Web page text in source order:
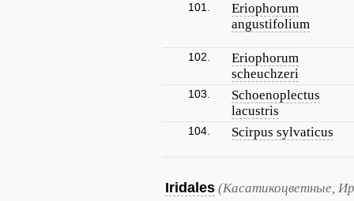
101.
Eriophorum
angustifolium
102.
Eriophorum
scheuchzeri
103.
Schoenoplectus
lacustris
104. Scirpus sylvaticus
Iridales (Касатикоцветные,